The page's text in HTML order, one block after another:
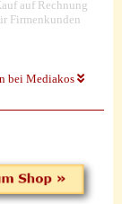
auf Rechnung
Firmenkunden
bei Mediakos